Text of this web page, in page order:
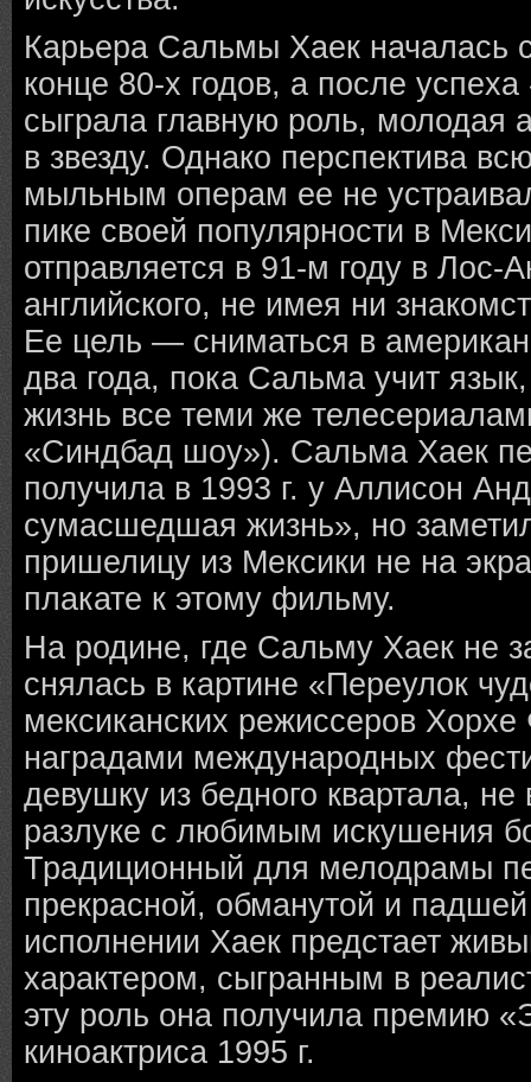
Карьера Сальмы Хаек началась
конце 80-х годов, a после
сыграла главную роль, молодая
в звезду. Однако перспектива
мыльным операм ее не
пике своей популярности в
отправляется в 91-м году в Лос-
английского, не имея ни
Ее цель — сниматься в
два года, пока Сальма учит
жизнь все теми же
«Синдбад шоу»). Сальма Хаек
получила в 1993 г. у Аллисон
сумасшедшая жизнь», но
пришелицу из Мексики не на
плакате к этому фильму.
На родине, где Сальму Хаек не
снялась в картине «Переулок
мексиканских режиссеров
наградами международных
девушку из бедного квартала,
разлуке с любимым искушения
Традиционный для мелодрамы
прекрасной, обманутой и
исполнении Хаек предстает
характером, сыгранным в
эту роль она получила премию
киноактриса 1995 г.